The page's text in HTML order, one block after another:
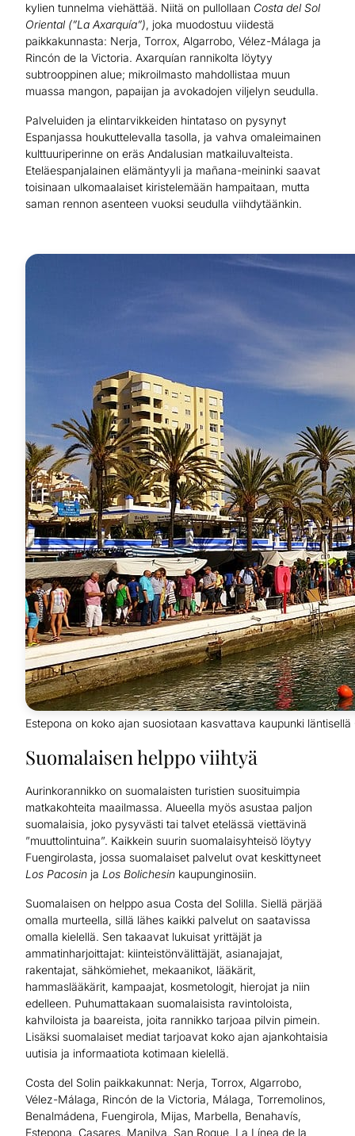
kylien tunnelma viehättää. Niitä on pullollaan Costa del Sol
Oriental (”La Axarquía”), joka muodostuu viidestä
paikkakunnasta: Nerja, Torrox, Algarrobo, Vélez-Málaga ja
Rincón de la Victoria. Axarquían rannikolta löytyy
subtrooppinen alue; mikroilmasto mahdollistaa muun
muassa mangon, papaijan ja avokadojen viljelyn seudulla.
Palveluiden ja elintarvikkeiden hintataso on pysynyt
Espanjassa houkuttelevalla tasolla, ja vahva omaleimainen
kulttuuriperinne on eräs Andalusian matkailuvalteista.
Eteläespanjalainen elämäntyyli ja mañana-meininki saavat
toisinaan ulkomaalaiset kiristelemään hampaitaan, mutta
saman rennon asenteen vuoksi seudulla viihdytäänkin.
Estepona on koko ajan suosiotaan kasvattava kaupunki läntisellä
Suomalaisen helppo viihtyä
Aurinkorannikko on suomalaisten turistien suosituimpia
matkakohteita maailmassa. Alueella myös asustaa paljon
suomalaisia, joko pysyvästi tai talvet etelässä viettävinä
”muuttolintuina”. Kaikkein suurin suomalaisyhteisö löytyy
Fuengirolasta, jossa suomalaiset palvelut ovat keskittyneet
Los Pacosin ja Los Bolichesin kaupunginosiin.
Suomalaisen on helppo asua Costa del Solilla. Siellä pärjää
omalla murteella, sillä lähes kaikki palvelut on saatavissa
omalla kielellä. Sen takaavat lukuisat yrittäjät ja
ammatinharjoittajat: kiinteistönvälittäjät, asianajajat,
rakentajat, sähkömiehet, mekaanikot, lääkärit,
hammaslääkärit, kampaajat, kosmetologit, hierojat ja niin
edelleen. Puhumattakaan suomalaisista ravintoloista,
kahviloista ja baareista, joita rannikko tarjoaa pilvin pimein.
Lisäksi suomalaiset mediat tarjoavat koko ajan ajankohtaisia
uutisia ja informaatiota kotimaan kielellä.
Costa del Solin paikkakunnat: Nerja, Torrox, Algarrobo,
Vélez-Málaga, Rincón de la Victoria, Málaga, Torremolinos,
Benalmádena, Fuengirola, Mijas, Marbella, Benahavís,
Estepona, Casares, Manilva, San Roque, La Línea de la